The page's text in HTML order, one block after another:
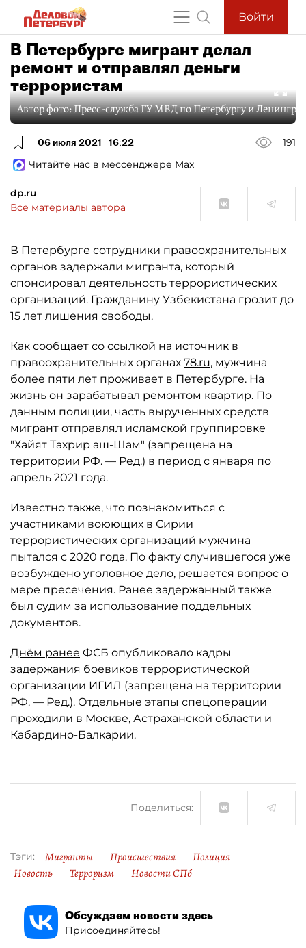
Войти
В Петербурге мигрант делал
ремонт и отправлял деньги
террористам
Автор фото:Пресс-служба ГУ МВД по Петербургу и
06 июля 2021 16:22
191
Читайте нас в мессенджере Max
dp.ru
Все материалы автора
В Петербурге сотрудники правоохранительных
органов задержали мигранта, который
спонсировал деятельность террористических
организаций. Гражданину Узбекистана грозит до
15 лет лишения свободы.
Как сообщает со ссылкой на источник в
правоохранительных органах 78.ru, мужчина
более пяти лет проживает в Петербурге. На
жизнь он зарабатывал ремонтом квартир. По
данным полиции, часть вырученных средств
мигрант отправлял исламской группировке
"Хайят Тахрир аш-Шам" (запрещена на
территории РФ. — Ред.) в период с января по
апрель 2021 года.
Известно также, что познакомиться с
участниками воюющих в Сирии
террористических организаций мужчина
пытался с 2020 года. По факту случившегося уже
возбуждено уголовное дело, решается вопрос о
мере пресечения. Ранее задержанный также
был судим за использование поддельных
документов.
Днём ранее ФСБ опубликовало кадры
задержания боевиков террористической
организации ИГИЛ (запрещена на территории
РФ. — Ред.). Отдельные этапы спецоперации
проходили в Москве, Астраханской области и
Кабардино-Балкарии.
Поделиться:
Тэги: Мигранты Происшествия
Полиция
Новость
Терроризм Новости СПб
Обсуждаем новости здесь
Присоединяйтесь!